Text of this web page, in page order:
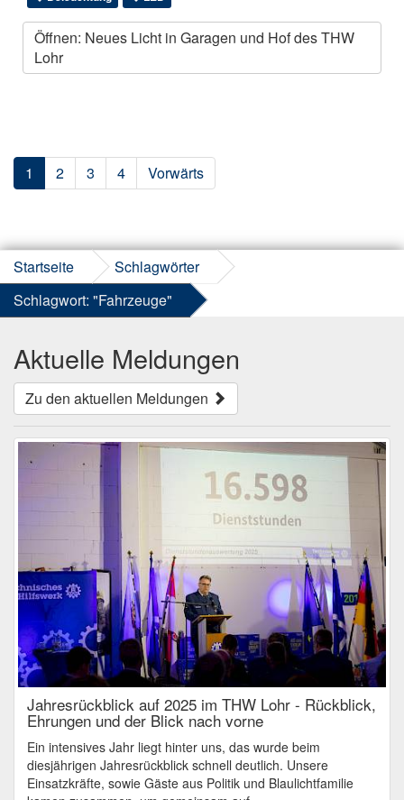
Öffnen: Neues Licht in Garagen und Hof des THW
Lohr
1 2 3 4 Vorwärts
Startseite
Schlagwörter
Schlagwort: "Fahrzeuge"
Aktuelle Meldungen
Zu den aktuellen Meldungen
Jahresrückblick auf 2025 im THW Lohr - Rückblick,
Ehrungen und der Blick nach vorne
Ein intensives Jahr liegt hinter uns, das wurde beim
diesjährigen Jahresrückblick schnell deutlich. Unsere
Einsatzkräfte, sowie Gäste aus Politik und Blaulichtfamilie